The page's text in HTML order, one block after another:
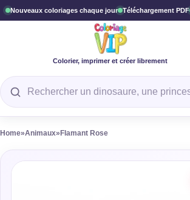
Nouveaux coloriages chaque jour Téléchargement PDF
Colorier, imprimer et créer librement
Rechercher un coloriage
Home»Animaux» Flamant Rose